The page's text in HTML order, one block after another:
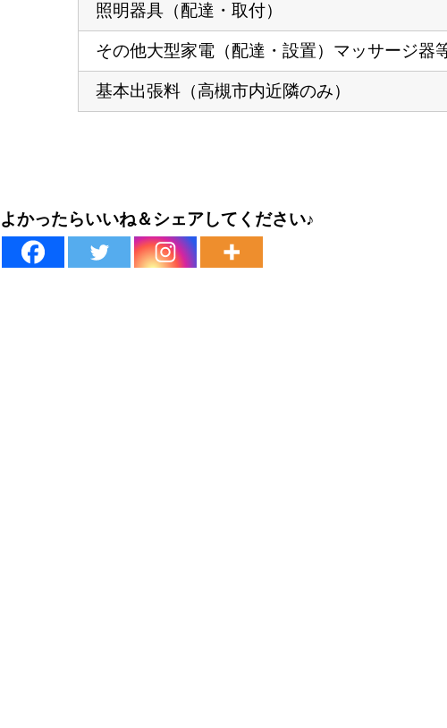
照明器具（配達・取付）
その他大型家電（配達・設置）マッサージ器
基本出張料（高槻市内近隣のみ）
よかったらいいね＆シェアしてください♪